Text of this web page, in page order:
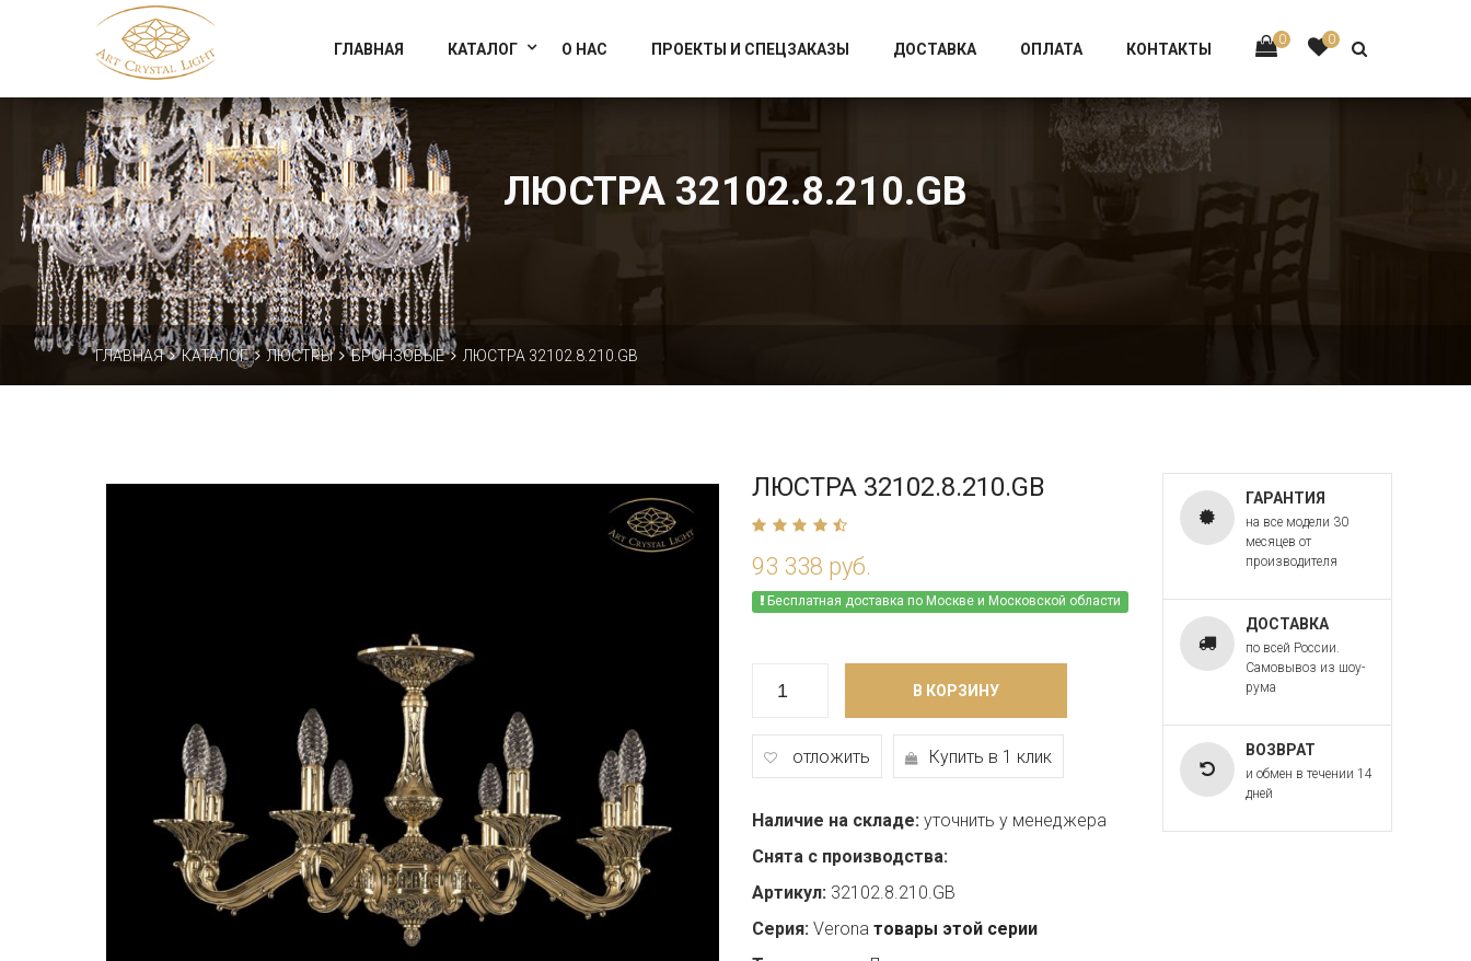
Официальный магазин фабрики Art Crystal Light
0 0
ГЛАВНАЯ КАТАЛОГ О НАС ПРОЕКТЫ И СПЕЦЗАКАЗЫ ДОСТАВКА ОПЛАТА КОНТАКТЫ
ЛЮСТРА 32102.8.210.GB
ГЛАВНАЯ КАТАЛОГ ЛЮСТРЫ БРОНЗОВЫЕ ЛЮСТРА 32102.8.210.GB
ЛЮСТРА 32102.8.210.GB
93 338 руб.
Бесплатная доставка по Москве и Московской области
В КОРЗИНУ
отложить Купить в 1 клик
Наличие на складе: уточнить у менеджера
Снята с производства:
Артикул: 32102.8.210.GB
Серия: Verona товары этой серии
ГАРАНТИЯ
на все модели 30
месяцев от
производителя
ДОСТАВКА
по всей России.
Самовывоз из шоу-
рума
ВОЗВРАТ
и обмен в течении 14
дней